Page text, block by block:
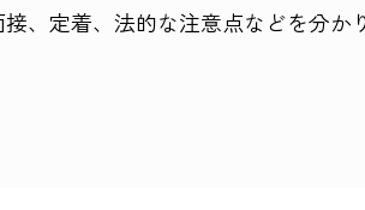
接、定着、法的な注意点などを分か